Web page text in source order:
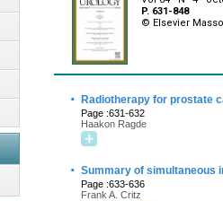
P. 631-848
© Elsevier
· Radiotherapy for prostate
Page :631-632
Haakon Ragde
· Summary of simultaneous
Page :633-636
Frank A. Critz